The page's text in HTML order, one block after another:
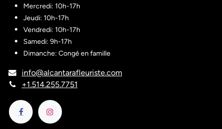
Mercredi: 10h-17h
Jeudi: 10h-17h
Vendredi: 10h-17h
Samedi: 9h-17h
Dimanche: Congé en famille
info@alcantarafleuriste.com
+1.514.255.7751